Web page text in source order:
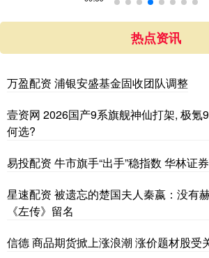
热点资讯
万盈配资 浦银安盛基金固收团队调整
壹资网 2026国产9系旗舰神仙打架, 极氪
何选?
易投配资 牛市旗手“出手”稳指数 华林证
星速配资 被遗忘的楚国夫人秦嬴：没有
《左传》留名
信德 商品期货掀上涨浪潮 涨价题材股受